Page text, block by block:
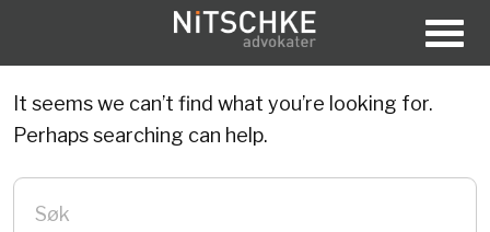
Nothing Found
It seems we can’t find what you’re looking for.
Perhaps searching can help.
For å søke på dette nettstedet må du taste inn et